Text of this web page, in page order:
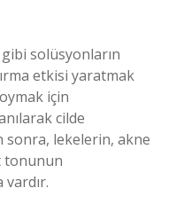
solüsyonların
etkisi yaratmak
için
cilde
sonra, lekelerin, akne
tonunun